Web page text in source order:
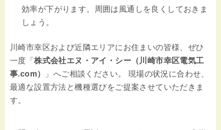
効率が下がります。周囲は風通しを良くしておきま
しょう。
川崎市幸区および近隣エリアにお住まいの皆様、ぜひ
一度「株式会社エヌ・アイ・シー（川崎市幸区電気工
事.com）
」へご相談ください。 現場の状況に合わせ、
最適な設置方法と機種選びをご提案させていただきま
す。